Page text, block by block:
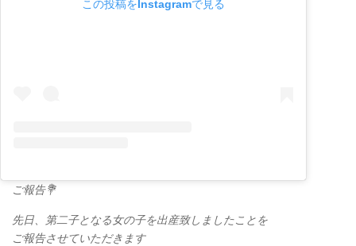
この投稿をInstagramで見る
ご報告💐
先日、第二子となる女の子を出産致しましたことを
ご報告させていただきます